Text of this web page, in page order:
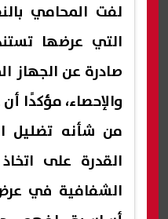
لفت المحامي
التي عرضها
صادرة عن الجهاز
والإحصاء، مؤكدًا
من شأنه تضليل
القدرة على
الشفافية في